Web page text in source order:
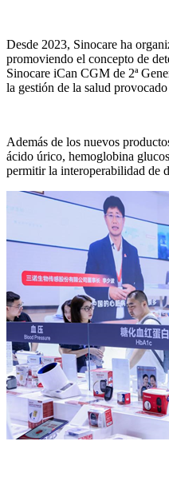
Desde 2023, Sinocare ha
promoviendo el concepto de
Sinocare iCan CGM de 2ª
la gestión de la salud
Además de los nuevos
ácido úrico, hemoglobina
permitir la interoperabilidad de